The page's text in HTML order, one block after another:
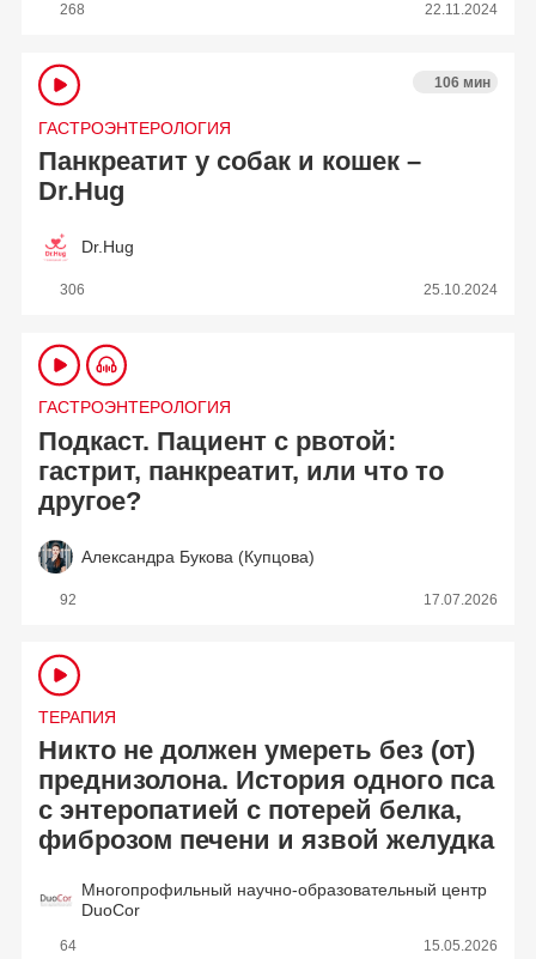
268 22.11.2024
ГАСТРОЭНТЕРОЛОГИЯ
106 мин
Панкреатит у собак и кошек –
Dr.Hug
Dr.Hug
306 25.10.2024
ГАСТРОЭНТЕРОЛОГИЯ
Подкаст. Пациент с рвотой:
гастрит, панкреатит, или что то
другое?
Александра Букова (Купцова)
92 17.07.2026
ТЕРАПИЯ
Никто не должен умереть без (от)
преднизолона. История одного пса
с энтеропатией с потерей белка,
фиброзом печени и язвой желудка
Многопрофильный научно-образовательный центр
DuoCor
64 15.05.2026